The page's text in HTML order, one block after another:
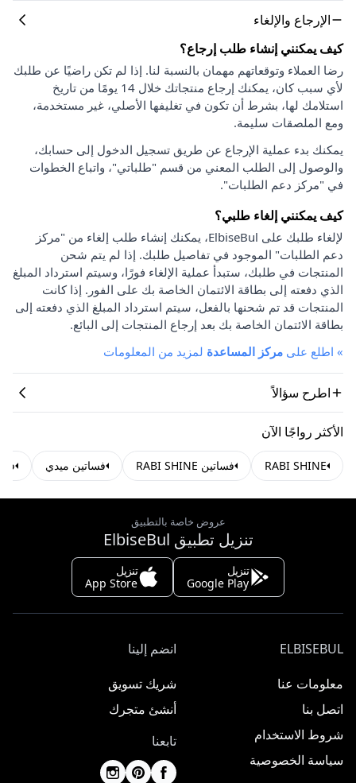
الإرجاع والإلغاء
كيف يمكنني إنشاء طلب إرجاع؟
رضا العملاء وتوقعاتهم مهمان بالنسبة لنا. إذا لم تكن راضيًا عن طلبك
لأي سبب كان، يمكنك إرجاع منتجاتك خلال 14 يومًا من تاريخ
استلامك لها، بشرط أن تكون في تغليفها الأصلي، غير مستخدمة،
ومع الملصقات سليمة.
يمكنك بدء عملية الإرجاع عن طريق تسجيل الدخول إلى حسابك،
والوصول إلى الطلب المعني من قسم "طلباتي"، واتباع الخطوات
في "مركز دعم الطلبات".
كيف يمكنني إلغاء طلبي؟
لإلغاء طلبك على ElbiseBul، يمكنك إنشاء طلب إلغاء من "مركز
دعم الطلبات" الموجود في تفاصيل طلبك. إذا لم يتم شحن
المنتجات في طلبك، ستبدأ عملية الإلغاء فورًا، وسيتم استرداد المبلغ
الذي دفعته إلى بطاقة الائتمان الخاصة بك على الفور. إذا كانت
المنتجات قد تم شحنها بالفعل، سيتم استرداد المبلغ الذي دفعته إلى
بطاقة الائتمان الخاصة بك بعد إرجاع المنتجات إلى البائع.
» اطلع على مركز المساعدة لمزيد من المعلومات
اطرح سؤالاً
الأكثر رواجًا الآن
RABI SHINE فساتين RABI SHINE فساتين ميدي
عروض خاصة بالتطبيق
تنزيل تطبيق ElbiseBul
تنزيل
Google Play
تنزيل
App Store
ELBISEBUL
معلومات عنا
اتصل بنا
شروط الاستخدام
سياسة الخصوصية
انضم إلينا
شريك تسويق
أنشئ متجرك
تابعنا